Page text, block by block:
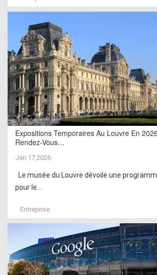
Expositions Temporaires Au Louvre En
Rendez-Vous…
Jan 17,2026
Le musée du Louvre dévoile une
pour le...
Entreprise